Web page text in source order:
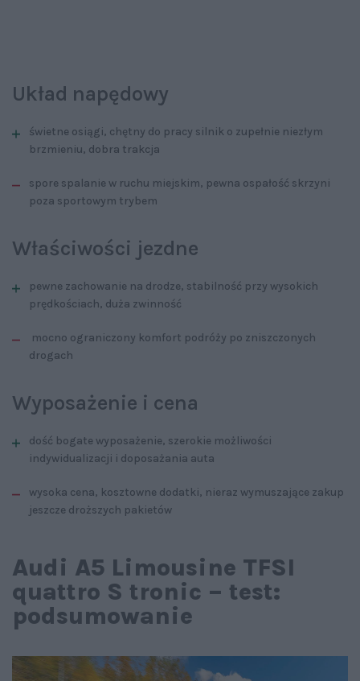
Układ napędowy
świetne osiągi, chętny do pracy silnik o zupełnie niezłym
brzmieniu, dobra trakcja
spore spalanie w ruchu miejskim, pewna ospałość skrzyni
poza sportowym trybem
Właściwości jezdne
pewne zachowanie na drodze, stabilność przy wysokich
prędkościach, duża zwinność
mocno ograniczony komfort podróży po zniszczonych
drogach
Wyposażenie i cena
dość bogate wyposażenie, szerokie możliwości
indywidualizacji i doposażania auta
wysoka cena, kosztowne dodatki, nieraz wymuszające zakup
jeszcze droższych pakietów
Audi A5 Limousine TFSI
quattro S tronic – test:
podsumowanie